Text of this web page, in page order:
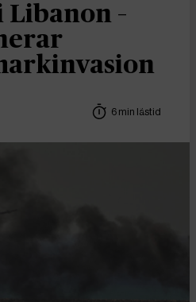
Libanon –
6 min lästid